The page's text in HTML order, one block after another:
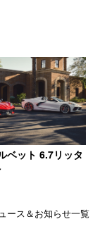
ベット 6.7リッタ
ース＆お知らせ一覧